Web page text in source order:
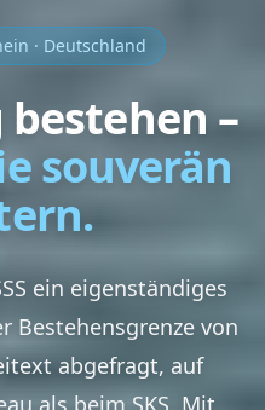
· Deutschland
bestehen –
souverän
ein eigenständiges
Bestehensgrenze von
abgefragt, auf
als beim SKS. Mit